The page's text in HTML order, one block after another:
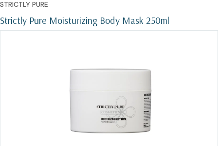
Strictly Pure Moisturizing Body Mask 250ml
STRICTLY PURE